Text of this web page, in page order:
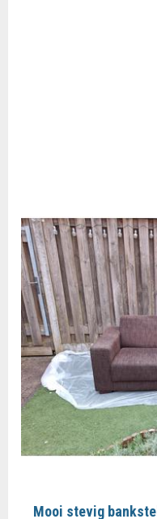
Mooi stevig bankstel